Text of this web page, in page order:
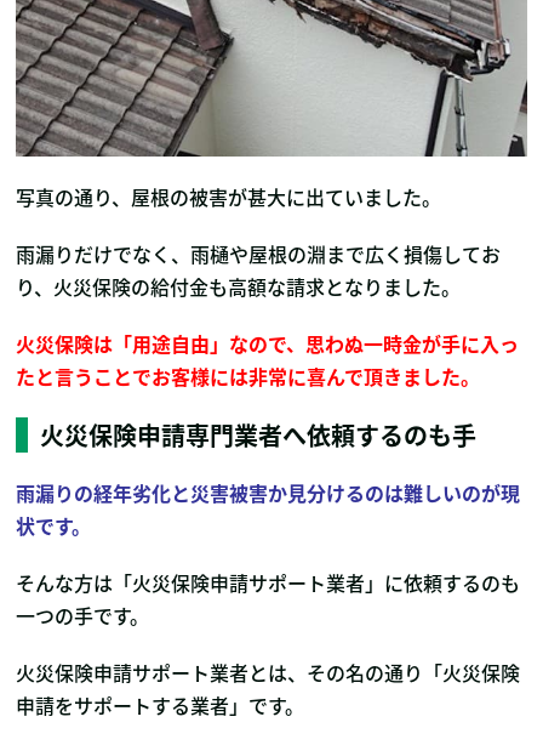
写真の通り、屋根の被害が甚大に出ていました。
雨漏りだけでなく、雨樋や屋根の淵まで広く損傷してお
り、火災保険の給付金も高額な請求となりました。
火災保険は「用途自由」なので、思わぬ一時金が手に入っ
たと言うことでお客様には非常に喜んで頂きました。
火災保険申請専門業者へ依頼するのも手
雨漏りの経年劣化と災害被害か見分けるのは難しいのが現
状です。
そんな方は「火災保険申請サポート業者」に依頼するのも
一つの手です。
火災保険申請サポート業者とは、その名の通り「火災保険
申請をサポートする業者」です。